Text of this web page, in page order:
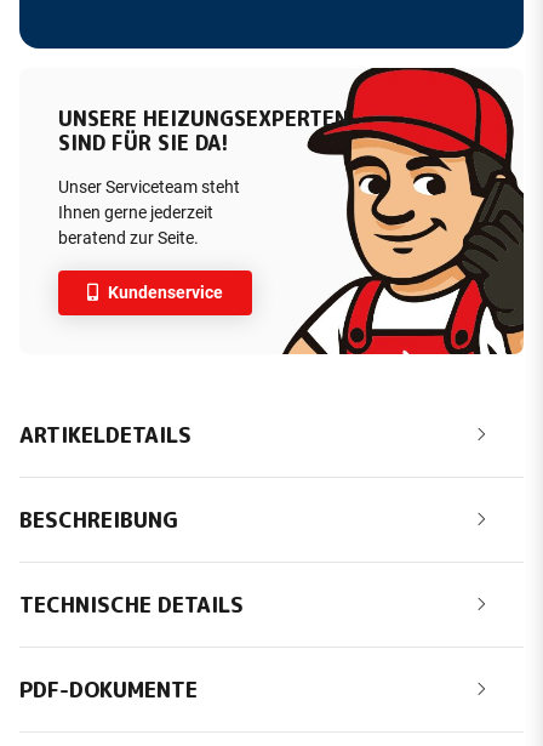
UNSERE HEIZUNGSEXPERTEN
SIND FÜR SIE DA!
Unser Serviceteam steht
Ihnen gerne jederzeit
beratend zur Seite.
Kundenservice
ARTIKELDETAILS
BESCHREIBUNG
TECHNISCHE DETAILS
PDF-DOKUMENTE